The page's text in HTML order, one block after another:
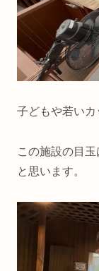
子どもや若いカ
この施設の目玉
と思います。